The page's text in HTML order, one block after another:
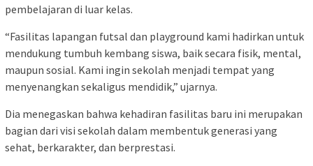
pembelajaran di luar kelas.
“Fasilitas lapangan futsal dan playground kami hadirkan untuk
mendukung tumbuh kembang siswa, baik secara fisik, mental,
maupun sosial. Kami ingin sekolah menjadi tempat yang
menyenangkan sekaligus mendidik,” ujarnya.
Dia menegaskan bahwa kehadiran fasilitas baru ini merupakan
bagian dari visi sekolah dalam membentuk generasi yang
sehat, berkarakter, dan berprestasi.